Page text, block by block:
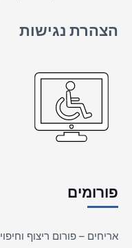
הצהרת נגישות
פורומים
אריחים – פורום ריצוף וחיפוי